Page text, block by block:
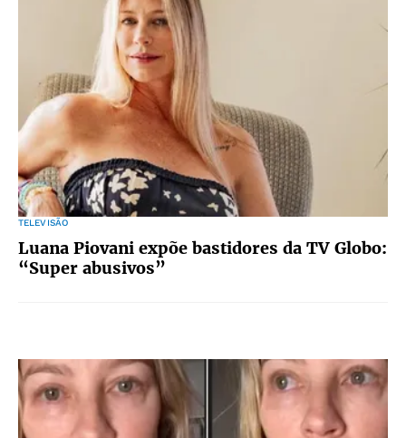
TELEVISÃO
Luana Piovani expõe bastidores da TV Globo:
“Super abusivos”